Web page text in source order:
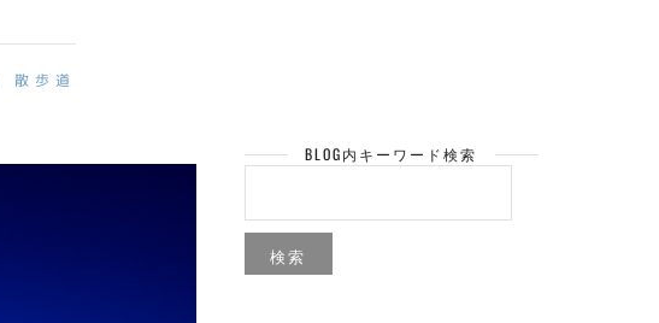
散歩道
BLOG内キーワード検索